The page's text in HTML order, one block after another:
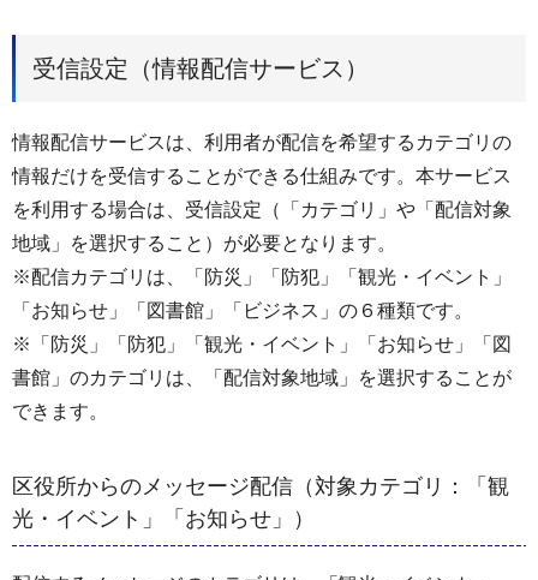
受信設定（情報配信サービス）
情報配信サービスは、利用者が配信を希望するカテゴリの
情報だけを受信することができる仕組みです。本サービス
を利用する場合は、受信設定（「カテゴリ」や「配信対象
地域」を選択すること）が必要となります。
※配信カテゴリは、「防災」「防犯」「観光・イベント」
「お知らせ」「図書館」「ビジネス」の６種類です。
※「防災」「防犯」「観光・イベント」「お知らせ」「図
書館」のカテゴリは、「配信対象地域」を選択することが
できます。
区役所からのメッセージ配信（対象カテゴリ：「観
光・イベント」「お知らせ」）